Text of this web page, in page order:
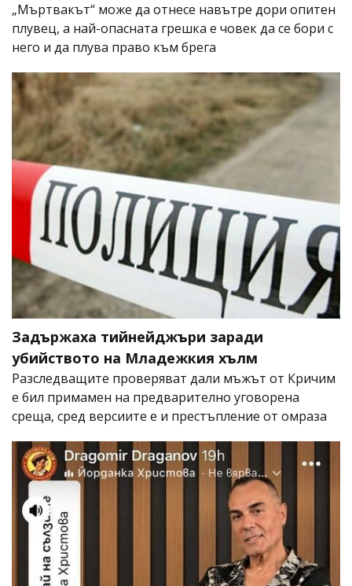
„Мъртвакът“ може да отнесе навътре дори опитен
плувец, а най-опасната грешка е човек да се бори с
него и да плува право към брега
Задържаха тийнейджъри заради
убийството на Младежкия хълм
Разследващите проверяват дали мъжът от Кричим
е бил примамен на предварително уговорена
среща, сред версиите е и престъпление от омраза